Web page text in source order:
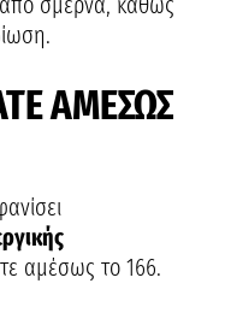
ΑΜΕΣΩΣ
αμέσως το 166.